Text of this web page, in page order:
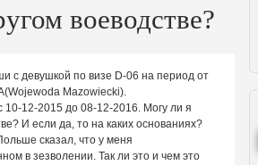
воеводстве?
с девушкой по визе D-06 на период от
Mazowiecki).
10-12-2015 до 08-12-2016. Могу ли я
И если да, то на каких основаниях?
сказал, что у меня
в зезволении. Так ли это и чем это